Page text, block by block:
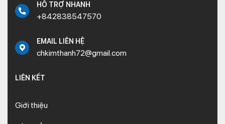
HỖ TRỢ NHANH
+842838547570
EMAIL LIÊN HỆ
chkimthanh72@gmail.com
LIÊN KẾT
Giới thiệu